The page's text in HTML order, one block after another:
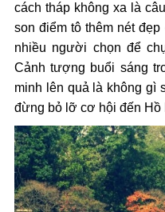
cách tháp không xa là
son điểm tô thêm nét
nhiều người chọn để
Cảnh tượng buổi sáng
minh lên quả là không gì
đừng bỏ lỡ cơ hội đến Hồ